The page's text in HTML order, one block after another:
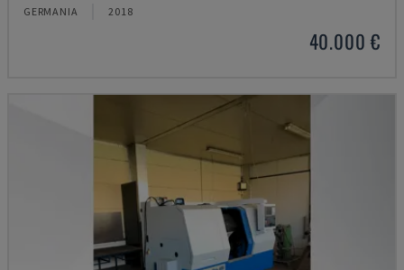
GERMANIA 2018
40.000 €